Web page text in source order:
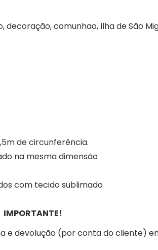
decoração, comunhao, Ilha de São
de circunferência.
na mesma dimensão
com tecido sublimado
IMPORTANTE!
e devolução (por conta do cliente)